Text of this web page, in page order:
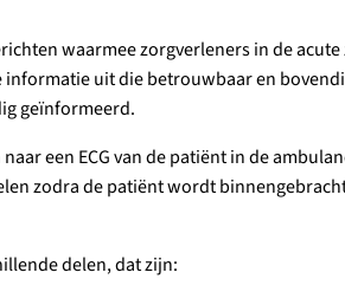
waarmee zorgverleners in de
uit die betrouwbaar en
geïnformeerd.
een ECG van de patiënt in de
zodra de patiënt wordt
delen, dat zijn: